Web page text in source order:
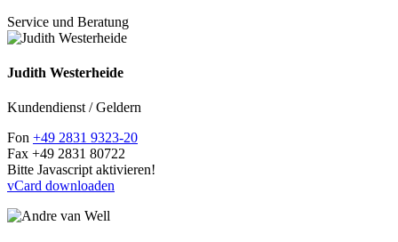
Service und Beratung
Judith Westerheide
Kundendienst / Geldern
Fon +49 2831 9323-20
Fax +49 2831 80722
Bitte Javascript aktivieren!
vCard downloaden